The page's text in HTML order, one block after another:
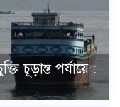
চূড়ান্ত পর্যায়ে :